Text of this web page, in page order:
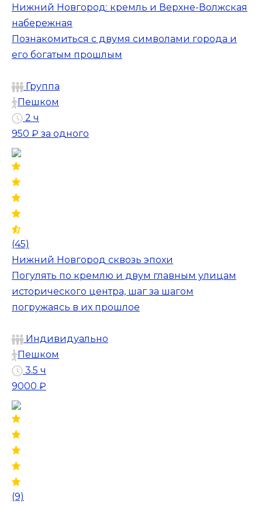
Нижний Новгород: кремль и Верхне-Волжская
набережная
Познакомиться с двумя символами города и
его богатым прошлым
Группа
Пешком
2 ч
950 ₽ за одного
(45)
Нижний Новгород сквозь эпохи
Погулять по кремлю и двум главным улицам
исторического центра, шаг за шагом
погружаясь в их прошлое
Индивидуально
Пешком
3.5 ч
9000 ₽
(9)